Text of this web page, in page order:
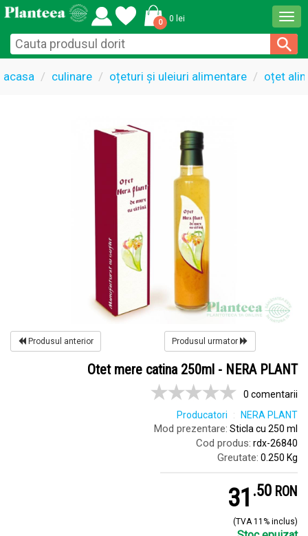
0 0 lei
acasa culinare oțeturi și uleiuri alimentare oțet
Produsul anterior Produsul urmator
Otet mere catina 250ml - NERA PLANT
0 comentarii
Producatori
NERA PLANT
Mod prezentare: Sticla cu 250 ml
Cod produs: rdx-26840
Greutate: 0.250 Kg
31 .5 RON
(TVA 11% inclus)